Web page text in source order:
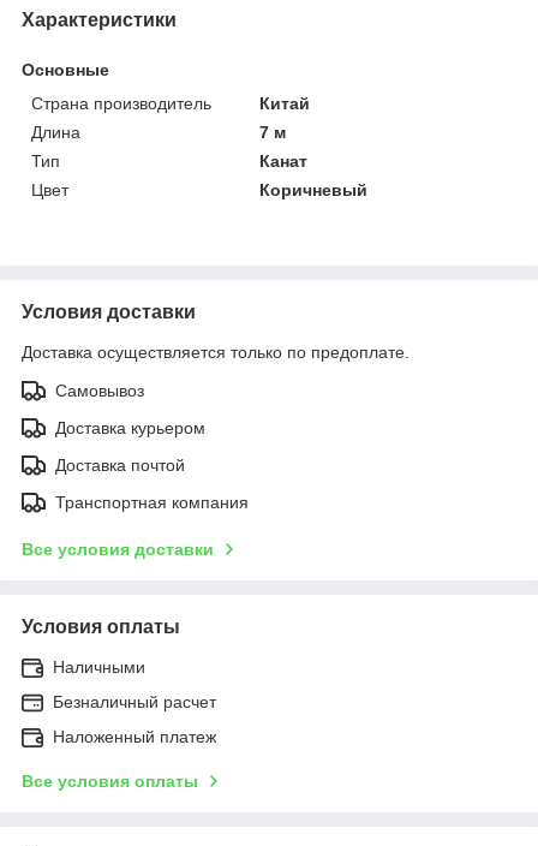
Характеристики
Основные
Страна производитель
Китай
Длина
7 м
Тип
Канат
Цвет
Коричневый
Условия доставки
Доставка осуществляется только по предоплате.
Самовывоз
Доставка курьером
Доставка почтой
Транспортная компания
Все условия доставки
Условия оплаты
Наличными
Безналичный расчет
Наложенный платеж
Все условия оплаты